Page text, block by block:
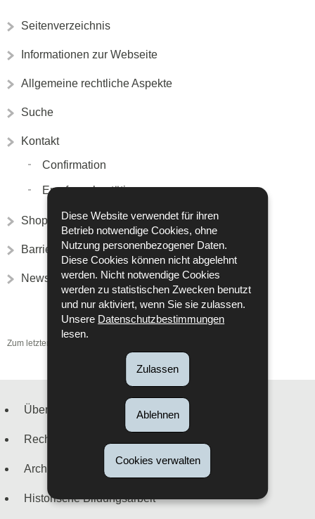
Diese Website verwendet für ihren
Betrieb notwendige Cookies, ohne
Nutzung personenbezogener Daten.
Diese Cookies können nicht abgelehnt
werden. Nicht notwendige Cookies
werden zu statistischen Zwecken benutzt
und nur aktiviert, wenn Sie sie zulassen.
Unsere Datenschutzbestimmungen
lesen.
Zulassen
Ablehnen
Cookies verwalten
Seitenverzeichnis
Informationen zur Webseite
Allgemeine rechtliche Aspekte
Suche
Kontakt
Confirmation
Empfangsbestätigung
Shopping
Barrierefreiheit
Newsletter
Zum letzten Mal aktualisiert am
Navigationsmenü
Über uns
Recherche
Archivierung
Historische Bildungsarbeit